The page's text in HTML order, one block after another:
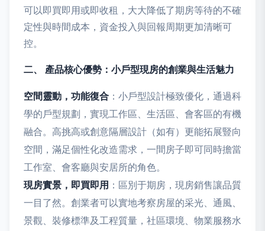
可以即買即用或即收租，大大降低了期房等待的不確
定性與時間成本，資金投入與回報周期更加清晰可
控。
二、 產品核心優勢：小戶型現房的創業與生活魅力
空間靈動，功能復合 ：小戶型設計極致優化，通過科
學的戶型規劃，實現工作區、生活區、會客區的有機
融合。高挑高或創意隔層設計（如有）更能拓展豎向
空間，滿足個性化改造需求，一間房子即可同時擔當
工作室、會客廳與安居所的角色。
現房實景，即買即用 ：區別于期房，現房銷售讓品質
一目了然。創業者可以實地考察房屋的采光、通風、
景觀、裝修標準及工程質量，社區環境、物業服務水